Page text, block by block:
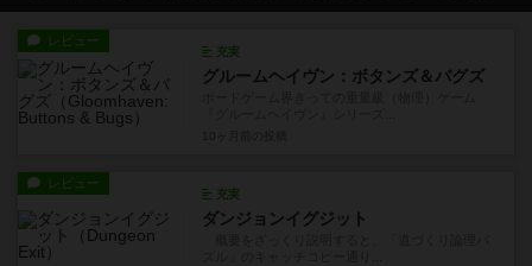
レビュー
充実
グルームヘイヴン：ボタンズ＆バグズ
レビュー
充実
ダンジョンイグジット